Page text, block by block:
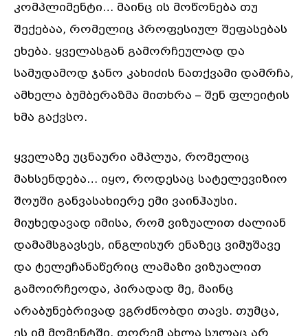
კომპლიმენტი… მაინც ის მოწონება თუ
შექებაა, რომელიც პროფესიულ შეფასებას
ეხება. ყველასგან გამორჩეულად და
სამუდამოდ ჯანო კახიძის ნათქვამი დამრჩა,
ამხელა ბუმბერაზმა მითხრა – შენ ფლეიტის
ხმა გაქვსო.
ყველაზე უცნაური ამპლუა, რომელიც
მახსენდება… იყო, როდესაც სატელევიზიო
შოუში განვასახიერე ემი ვაინჰაუსი.
მიუხედავად იმისა, რომ ვიზუალით ძალიან
დამამსგავსეს, ინგლისურ ენაზეც ვიმუშავე
და ტელეჩანაწერიც ლამაზი ვიზუალით
გამოირჩეოდა, პირადად მე, მაინც
არაბუნებრივად ვგრძნობდი თავს. თუმცა,
ეს იმ მომენტში, თორემ ახლა სულაც არ